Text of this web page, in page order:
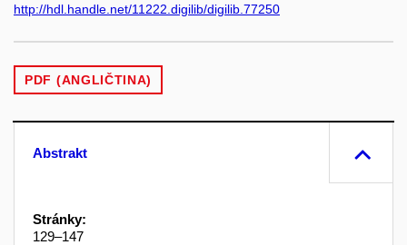
http://hdl.handle.net/11222.digilib/digilib.77250
PDF (ANGLIČTINA)
Abstrakt
Stránky:
129–147